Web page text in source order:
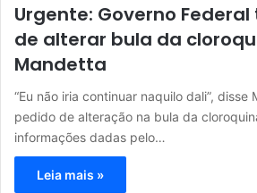
Urgente: Governo
de alterar bula da
Mandetta
“Eu não iria continuar naquilo dali”, disse
pedido de alteração na bula da
informações dadas pelo…
Leia mais »